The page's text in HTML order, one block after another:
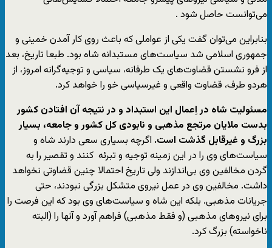
می‌توانست حاصل شود .
بنابراین می‌توان گفت یکی از عواملی که باعث روی کار آمدن خمینی و
جمهوری اسلامی شد سیاست‌های مستبدانه شاه بود. طبعا تاریخ، بعد
از فرو نشستن قضاوت‌های یک طرفانه، سیاسی و توجیه‌گرانه امروز، از
هردو طرف، قضاوت واقعی و غیرسیاسی خو را خواهد کرد.
مسئولیت شاه در اِعمال این استبداد و در نتیجه آن افتادن کشور
بدست ملایان مرتجع مذهبی و نابودی کل کشور و جامعه، بسیار
بزرگ و غیرقابل گذشت است. اگرچه بسیاری سعی دارند شاه و
سیاست‌های وی را در این زمینه توجیه و تبرئه کنند و تقصیر را به
گردن مخالفین وی بی‌اندازند ولی تاریخ احتمالا چنین قضاوتی نخواهد
داشت. مخالفین وی در عمل نیروی متشکل بزرگی نبودند، حتی
جریانات مذهبی. بلکه این شاه و سیاست‌های وی بود که این فرصت را
برای نیروهای مذهبی (و فقط مذهبی) فراهم آورد و آنها را (البته
ناخواسته) بزرگ کرد.